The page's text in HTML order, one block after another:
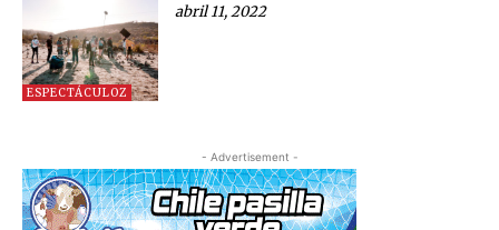
ESPECTÁCULOZ
abril 11, 2022
- Advertisement -